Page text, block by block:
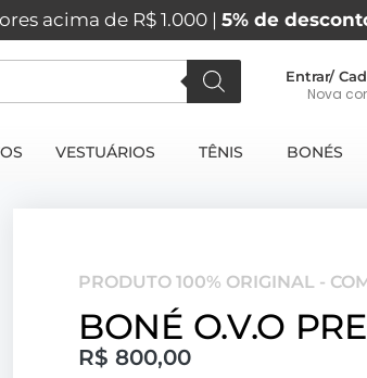
acima de R$ 1.000 | 5% de
Entrar/
Nova
VESTUÁRIOS TÊNIS BONÉS
PRODUTO 100% ORIGINAL -
BONÉ O.V.O
R$ 800,00